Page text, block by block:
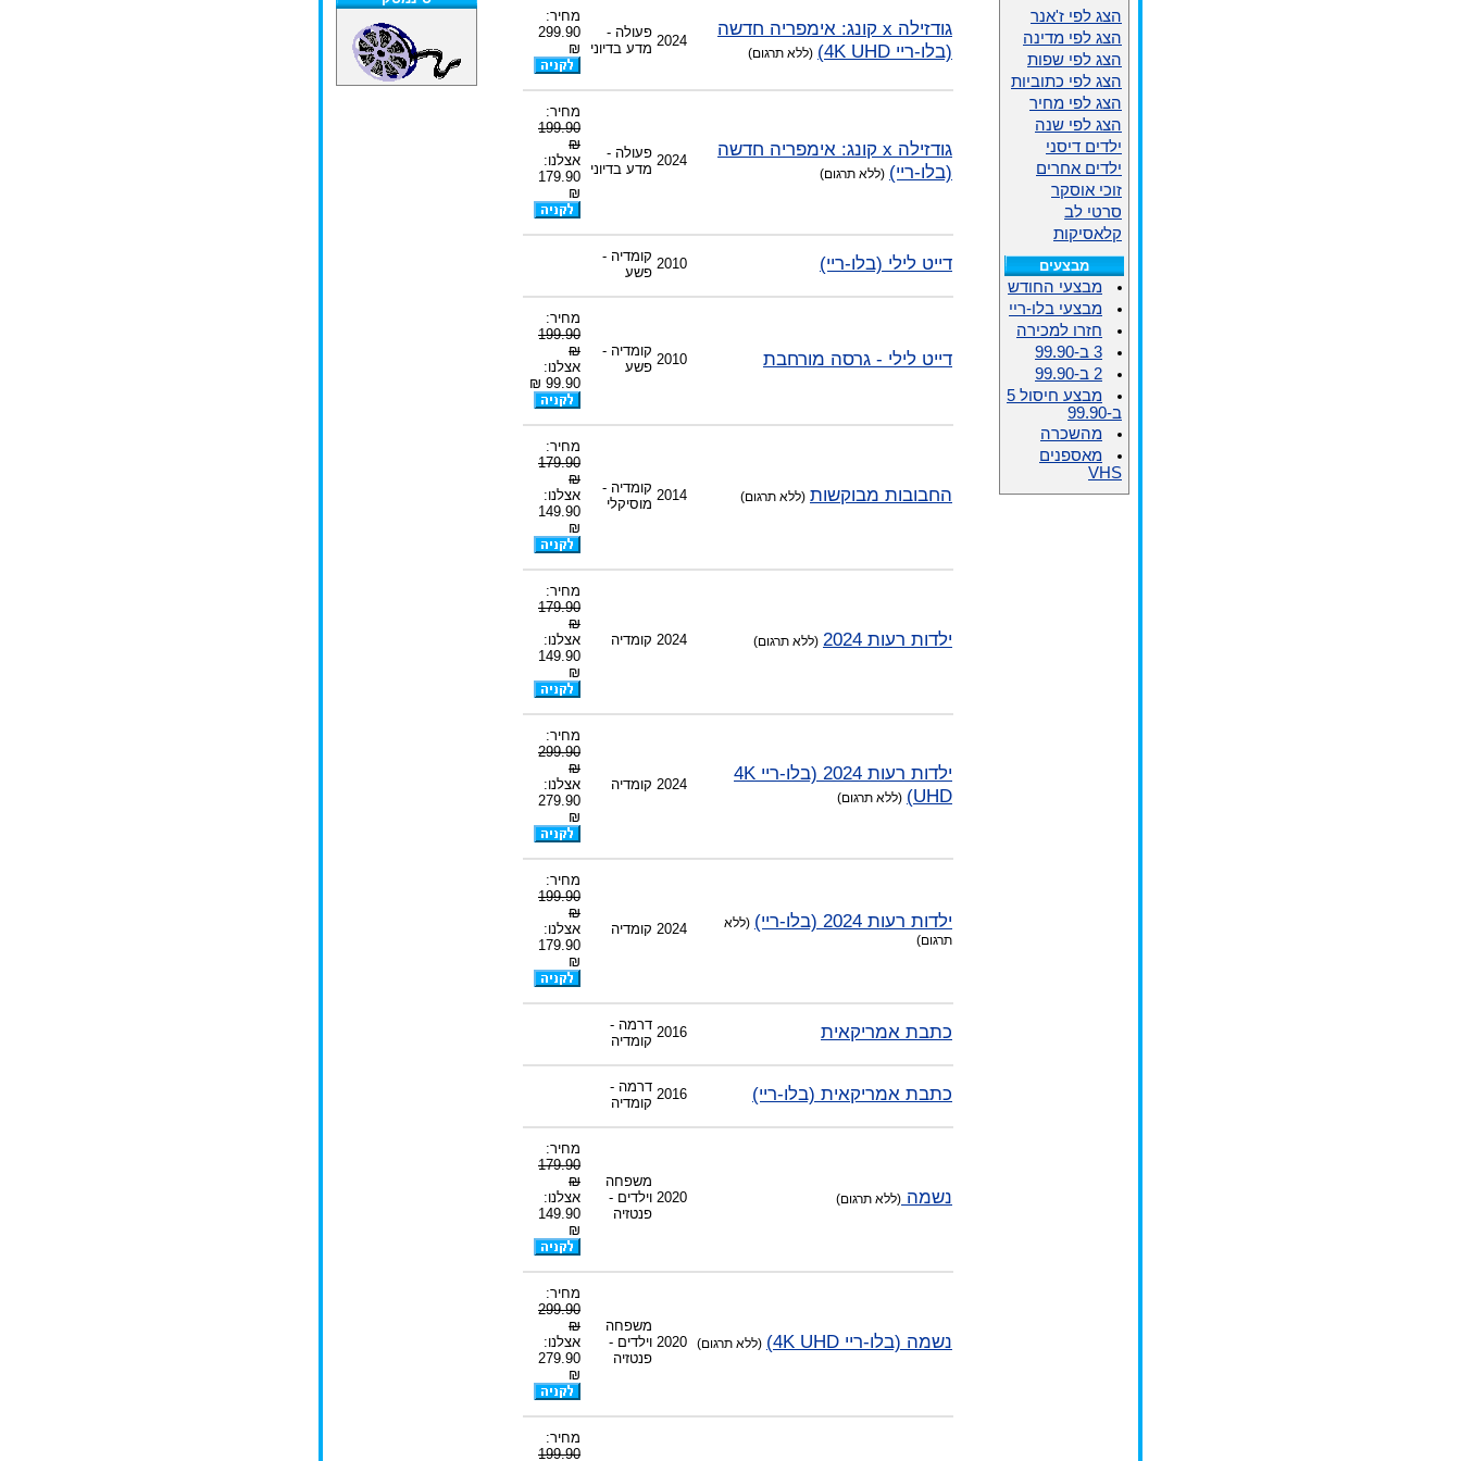
גודזילה x קונג: אימפריה חדשה
(בלו-ריי 4K UHD)
(ללא תרגום)
2024
פעולה -
מדע בדיוני
מחיר:
299.90
₪
גודזילה x קונג: אימפריה חדשה
(בלו-ריי) (ללא תרגום)
2024 פעולה -
מדע בדיוני
מחיר:
199.90
₪
אצלנו:
179.90
₪
דייט לילי (בלו-ריי) 2010 קומדיה -
פשע
דייט לילי - גרסה מורחבת 2010
קומדיה -
פשע
מחיר:
199.90
₪
אצלנו:
99.90 ₪
החבובות מבוקשות (ללא תרגום) 2014 קומדיה -
מוסיקלי
מחיר:
179.90
₪
אצלנו:
149.90
₪
ילדות רעות 2024 (ללא תרגום) 2024 קומדיה
מחיר:
179.90
₪
אצלנו:
149.90
₪
ילדות רעות 2024 (בלו-ריי 4K
UHD)
(ללא תרגום)
2024 קומדיה
מחיר:
299.90
₪
אצלנו:
279.90
₪
ילדות רעות 2024 (בלו-ריי)
(ללא
תרגום)
2024 קומדיה
מחיר:
199.90
₪
אצלנו:
179.90
₪
כתבת אמריקאית 2016 דרמה -
קומדיה
כתבת אמריקאית (בלו-ריי) 2016 דרמה -
קומדיה
נשמה (ללא תרגום) 2020
משפחה
וילדים -
פנטזיה
מחיר:
179.90
₪
אצלנו:
149.90
₪
נשמה (בלו-ריי 4K UHD) (ללא תרגום) 2020
משפחה
וילדים -
פנטזיה
מחיר:
299.90
₪
אצלנו:
279.90
₪
מחיר:
199.90
הצג לפי ז'אנר
הצג לפי מדינה
הצג לפי שפות
הצג לפי כתוביות
הצג לפי מחיר
הצג לפי שנה
ילדים דיסני
ילדים אחרים
זוכי אוסקר
סרטי לב
קלאסיקות
מבצעים
מבצעי החודש
מבצעי בלו-ריי
חזרו למכירה
3 ב-99.90
2 ב-99.90
מבצע חיסול 5
ב-99.90
מהשכרה
מאספנים
VHS